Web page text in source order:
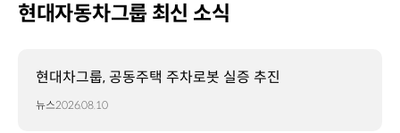
현대자동차그룹 최신 소식
현대차그룹, 공동주택 주차로봇 실증 추진
뉴스2026.08.10